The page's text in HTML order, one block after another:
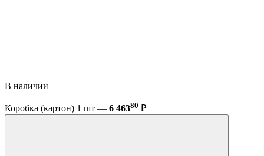
В наличии
Коробка (картон) 1 шт — 6 46380 ₽